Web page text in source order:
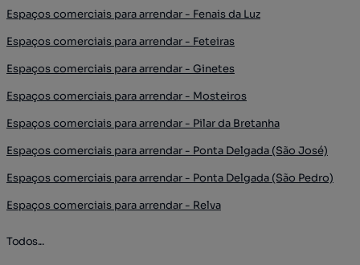
Espaços comerciais para arrendar - Fenais da Luz
Espaços comerciais para arrendar - Feteiras
Espaços comerciais para arrendar - Ginetes
Espaços comerciais para arrendar - Mosteiros
Espaços comerciais para arrendar - Pilar da Bretanha
Espaços comerciais para arrendar - Ponta Delgada (São José)
Espaços comerciais para arrendar - Ponta Delgada (São Pedro)
Espaços comerciais para arrendar - Relva
Todos...